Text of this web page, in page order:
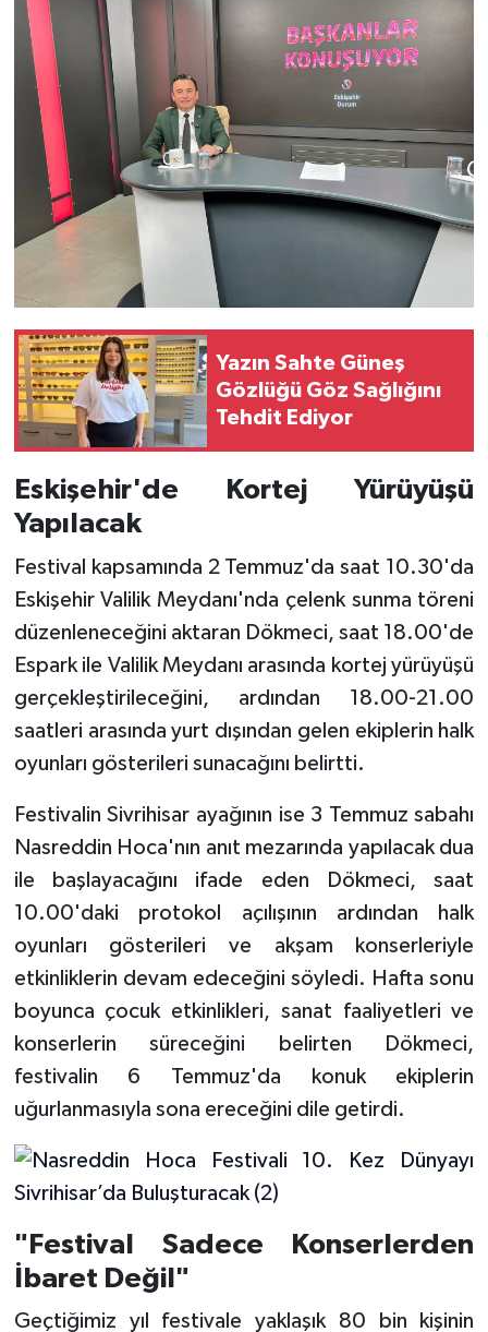
Yazın Sahte Güneş
Gözlüğü Göz Sağlığını
Tehdit Ediyor
Eskişehir'de Kortej Yürüyüşü
Yapılacak
Festival kapsamında 2 Temmuz'da saat 10.30'da
Eskişehir Valilik Meydanı'nda çelenk sunma töreni
düzenleneceğini aktaran Dökmeci, saat 18.00'de
Espark ile Valilik Meydanı arasında kortej yürüyüşü
gerçekleştirileceğini, ardından 18.00-21.00
saatleri arasında yurt dışından gelen ekiplerin halk
oyunları gösterileri sunacağını belirtti.
Festivalin Sivrihisar ayağının ise 3 Temmuz sabahı
Nasreddin Hoca'nın anıt mezarında yapılacak dua
ile başlayacağını ifade eden Dökmeci, saat
10.00'daki protokol açılışının ardından halk
oyunları gösterileri ve akşam konserleriyle
etkinliklerin devam edeceğini söyledi. Hafta sonu
boyunca çocuk etkinlikleri, sanat faaliyetleri ve
konserlerin süreceğini belirten Dökmeci,
festivalin 6 Temmuz'da konuk ekiplerin
uğurlanmasıyla sona ereceğini dile getirdi.
"Festival Sadece Konserlerden
İbaret Değil"
Geçtiğimiz yıl festivale yaklaşık 80 bin kişinin